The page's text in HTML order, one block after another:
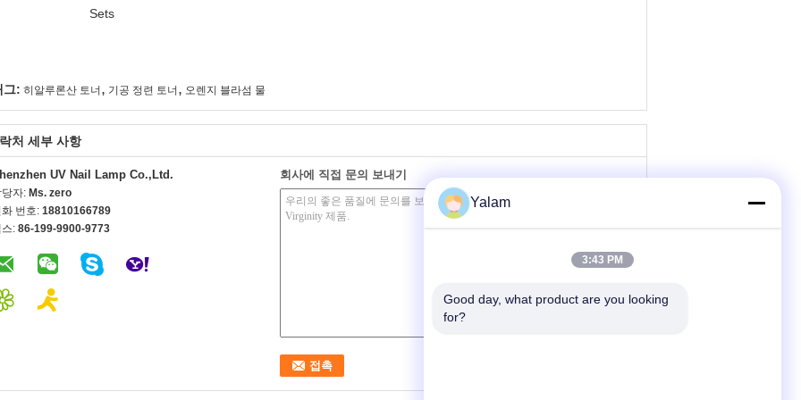
Sets
그: 히알루론산 토너 , 기공 정련 토너 , 오렌지 블라섬 물
처 세부 사항
UV Nail Lamp Co.,Ltd.
당자: Ms. zero
화 번호: 18810166789
: 86-199-9900-9773
회사에 직접 문의 보내기
Yalam
3:43 PM
Good day, what product are you looking
for?